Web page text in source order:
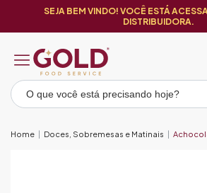
SEJA BEM VINDO! VOCÊ ESTÁ
DISTRIBUIDORA.
Home Doces, Sobremesas e Matinais